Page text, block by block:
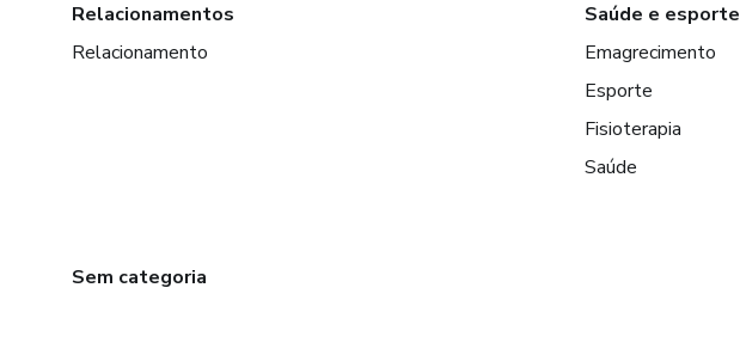
Relacionamentos
Relacionamento
Saúde e esporte
Emagrecimento
Esporte
Fisioterapia
Saúde
Sem categoria